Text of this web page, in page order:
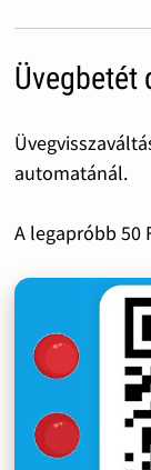
Üvegbetét
automatánál.
A legapróbb 50